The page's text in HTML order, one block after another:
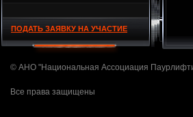
ПОДАТЬ ЗАЯВКУ НА УЧАСТИЕ
© АНО "Национальная Ассоциация
Все права защищены